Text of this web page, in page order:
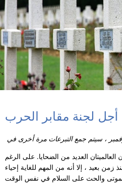
لجنة مقابر الحرب
العديد من الضحايا. على الرغم
زمن بعيد ، إلا أنه من المهم للغاية إحياء